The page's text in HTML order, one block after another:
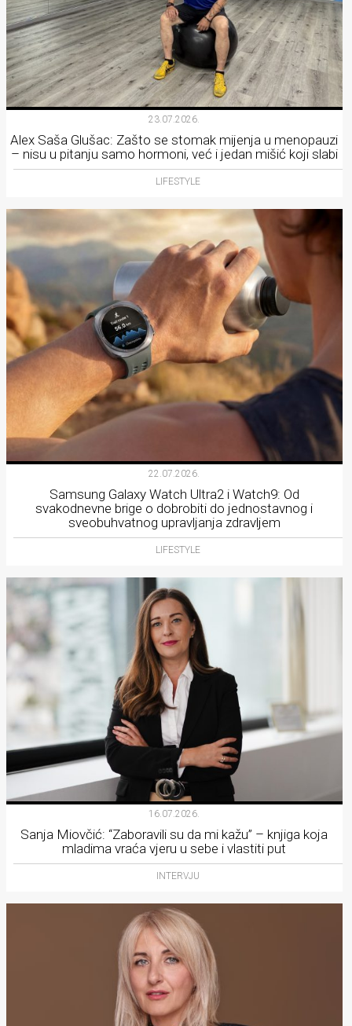
23.07.2026.
Alex Saša Glušac: Zašto se stomak mijenja u menopauzi
– nisu u pitanju samo hormoni, već i jedan mišić koji slabi
LIFESTYLE
22.07.2026.
Samsung Galaxy Watch Ultra2 i Watch9: Od
svakodnevne brige o dobrobiti do jednostavnog i
sveobuhvatnog upravljanja zdravljem
LIFESTYLE
16.07.2026.
Sanja Miovčić: “Zaboravili su da mi kažu” – knjiga koja
mladima vraća vjeru u sebe i vlastiti put
INTERVJU